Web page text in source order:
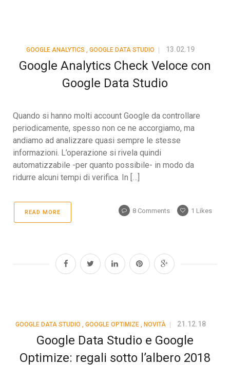
GOOGLE ANALYTICS , GOOGLE DATA STUDIO 13.02.19
Google Analytics Check Veloce con
Google Data Studio
Quando si hanno molti account Google da controllare
periodicamente, spesso non ce ne accorgiamo, ma
andiamo ad analizzare quasi sempre le stesse
informazioni. L’operazione si rivela quindi
automatizzabile -per quanto possibile- in modo da
ridurre alcuni tempi di verifica. In […]
READ MORE 8 Comments 1 Likes
GOOGLE DATA STUDIO, GOOGLE OPTIMIZE, NOVITÀ 21.12.18
Google Data Studio e Google
Optimize: regali sotto l’albero 2018